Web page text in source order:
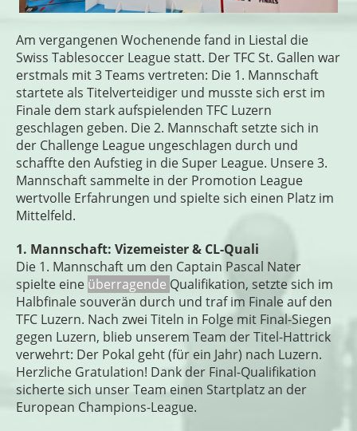
Am vergangenen Wochenende fand in Liestal die
Swiss Tablesoccer League statt. Der TFC St. Gallen war
erstmals mit 3 Teams vertreten: Die 1. Mannschaft
startete als Titelverteidiger und musste sich erst im
Finale dem stark aufspielenden TFC Luzern
geschlagen geben. Die 2. Mannschaft setzte sich in
der Challenge League ungeschlagen durch und
schaffte den Aufstieg in die Super League. Unsere 3.
Mannschaft sammelte in der Promotion League
wertvolle Erfahrungen und spielte sich einen Platz im
Mittelfeld.
1. Mannschaft: Vizemeister & CL-Quali
Die 1. Mannschaft um den Captain Pascal Nater
spielte eine überragende Qualifikation, setzte sich im
Halbfinale souverän durch und traf im Finale auf den
TFC Luzern. Nach zwei Titeln in Folge mit Final-Siegen
gegen Luzern, blieb unserem Team der Titel-Hattrick
verwehrt: Der Pokal geht (für ein Jahr) nach Luzern.
Herzliche Gratulation! Dank der Final-Qualifikation
sicherte sich unser Team einen Startplatz an der
European Champions-League.